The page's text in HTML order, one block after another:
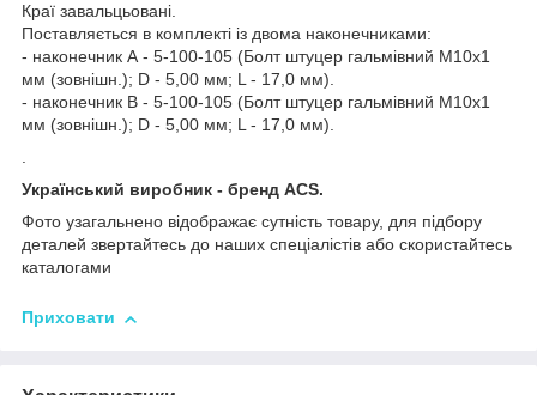
Краї завальцьовані.
Поставляється в комплекті із двома наконечниками:
- наконечник А - 5-100-105 (Болт штуцер гальмівний М10х1
мм (зовнішн.); D - 5,00 мм; L - 17,0 мм).
- наконечник В - 5-100-105 (Болт штуцер гальмівний М10х1
мм (зовнішн.); D - 5,00 мм; L - 17,0 мм).
.
Український виробник - бренд ACS.
Фото узагальнено відображає сутність товару, для підбору
деталей звертайтесь до наших спеціалістів або скористайтесь
каталогами
Приховати